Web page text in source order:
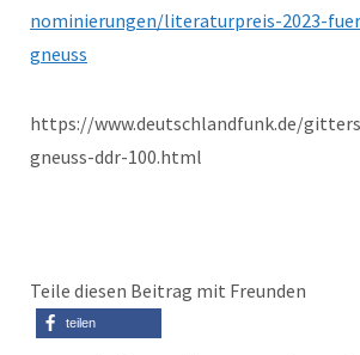
nominierungen/literaturpreis-2023-
gneuss
https://www.deutschlandfunk.de/
gneuss-ddr-100.html
Teile diesen Beitrag mit Freunden
teilen